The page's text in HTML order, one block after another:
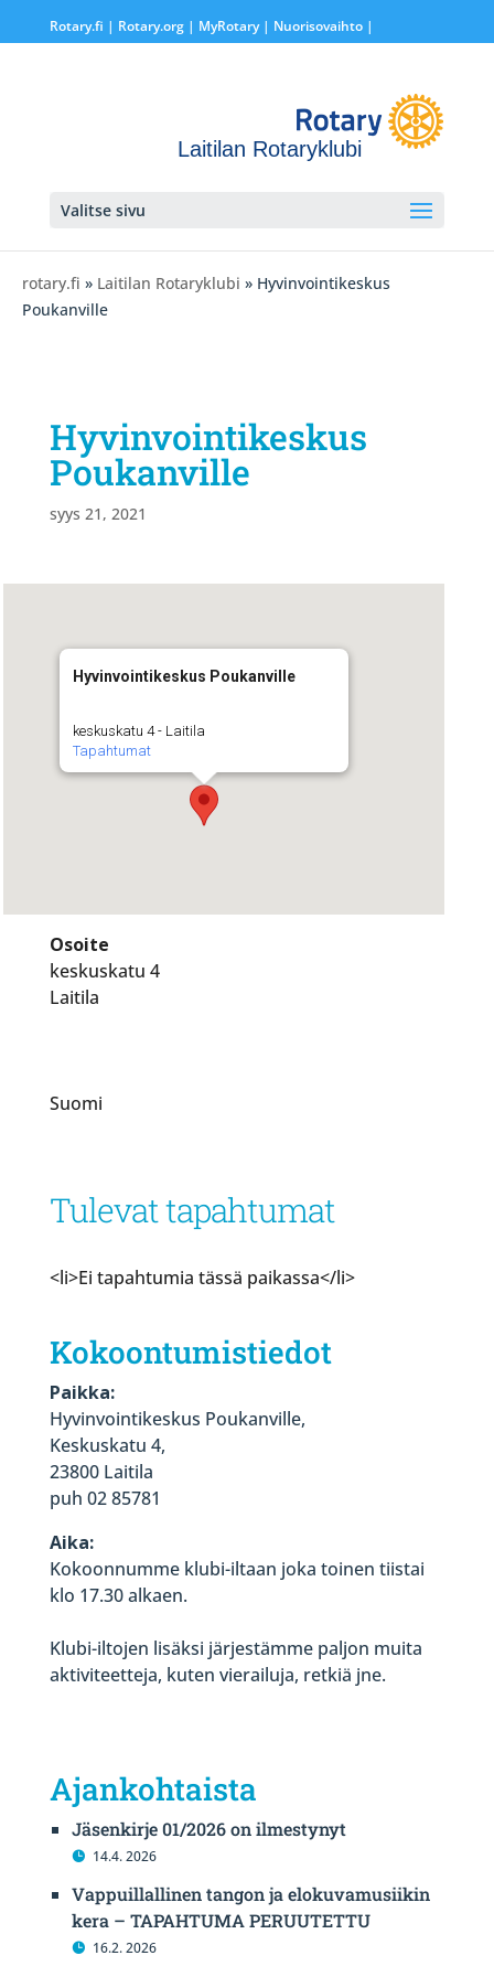
Rotary.fi | Rotary.org| MyRotary | Nuorisovaihto|
Laitilan Rotaryklubi
Valitse sivu
rotary.fi » Laitilan Rotaryklubi » Hyvinvointikeskus
Poukanville
Hyvinvointikeskus
Poukanville
syys 21, 2021
Hyvinvointikeskus Poukanville
keskuskatu 4 - Laitila
Tapahtumat
Osoite
keskuskatu 4
Laitila
Suomi
Tulevat tapahtumat
<li>Ei tapahtumia tässä paikassa</li>
Kokoontumistiedot
Paikka:
Hyvinvointikeskus Poukanville,
Keskuskatu 4,
23800 Laitila
puh 02 85781
Aika:
Kokoonnumme klubi-iltaan joka toinen tiistai
klo 17.30 alkaen.
Klubi-iltojen lisäksi järjestämme paljon muita
aktiviteetteja, kuten vierailuja, retkiä jne.
Ajankohtaista
Jäsenkirje 01/2026 on ilmestynyt
14.4. 2026
Vappuillallinen tangon ja elokuvamusiikin
kera – TAPAHTUMA PERUUTETTU
16.2. 2026